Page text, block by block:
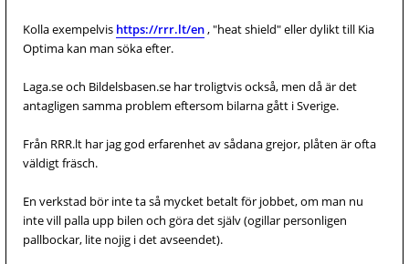
Kolla exempelvis https://rrr.lt/en, "heat shield" eller dylikt till Kia
Optima kan man söka efter.
Laga.se och Bildelsbasen.se har troligtvis också, men då är det
antagligen samma problem eftersom bilarna gått i Sverige.
Från RRR.lt har jag god erfarenhet av sådana grejor, plåten är ofta
väldigt fräsch.
En verkstad bör inte ta så mycket betalt för jobbet, om man nu
inte vill palla upp bilen och göra det själv (ogillar personligen
pallbockar, lite nojig i det avseendet).